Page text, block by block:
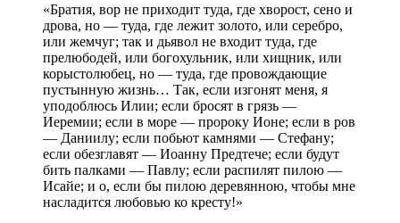
«Братия, вор не приходит туда, где хворост, сено и
дрова, но — туда, где лежит золото, или серебро,
или жемчуг; так и дьявол не входит туда, где
прелюбодей, или богохульник, или хищник, или
корыстолюбец, но — туда, где провождающие
пустынную жизнь… Так, если изгонят меня, я
уподоблюсь Илии; если бросят в грязь —
Иеремии; если в море — пророку Ионе; если в ров
— Даниилу; если побьют камнями — Стефану;
если обезглавят — Иоанну Предтече; если будут
бить палками — Павлу; если распилят пилою —
Исайе; и о, если бы пилою деревянною, чтобы мне
насладится любовью ко кресту!»